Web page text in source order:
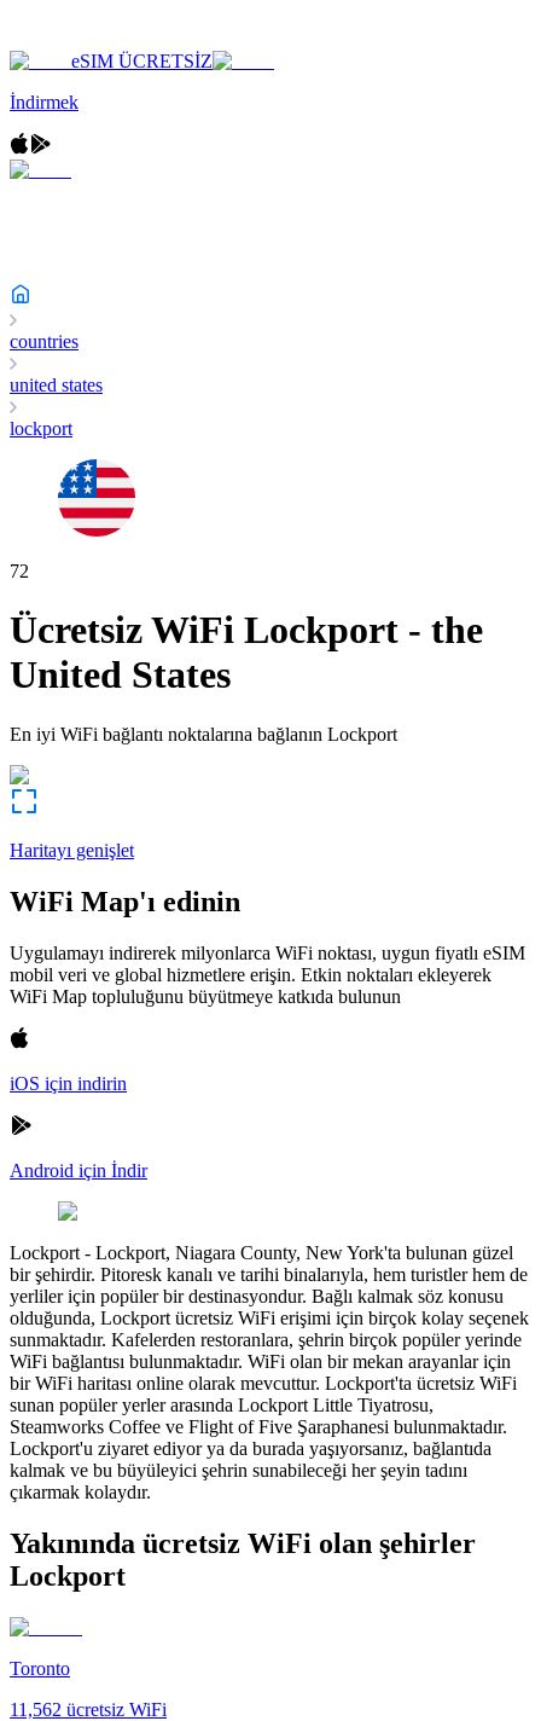
eSIM ÜCRETSİZ
İndirmek
countries
united states
lockport
72
Ücretsiz WiFi Lockport - the
United States
En iyi WiFi bağlantı noktalarına bağlanın Lockport
Haritayı genişlet
WiFi Map'ı edinin
Uygulamayı indirerek milyonlarca WiFi noktası, uygun fiyatlı eSIM
mobil veri ve global hizmetlere erişin. Etkin noktaları ekleyerek
WiFi Map topluluğunu büyütmeye katkıda bulunun
iOS için indirin
Android için İndir
Lockport - Lockport, Niagara County, New York'ta bulunan güzel
bir şehirdir. Pitoresk kanalı ve tarihi binalarıyla, hem turistler hem de
yerliler için popüler bir destinasyondur. Bağlı kalmak söz konusu
olduğunda, Lockport ücretsiz WiFi erişimi için birçok kolay seçenek
sunmaktadır. Kafelerden restoranlara, şehrin birçok popüler yerinde
WiFi bağlantısı bulunmaktadır. WiFi olan bir mekan arayanlar için
bir WiFi haritası online olarak mevcuttur. Lockport'ta ücretsiz WiFi
sunan popüler yerler arasında Lockport Little Tiyatrosu,
Steamworks Coffee ve Flight of Five Şaraphanesi bulunmaktadır.
Lockport'u ziyaret ediyor ya da burada yaşıyorsanız, bağlantıda
kalmak ve bu büyüleyici şehrin sunabileceği her şeyin tadını
çıkarmak kolaydır.
Yakınında ücretsiz WiFi olan şehirler
Lockport
Toronto
11,562 ücretsiz WiFi